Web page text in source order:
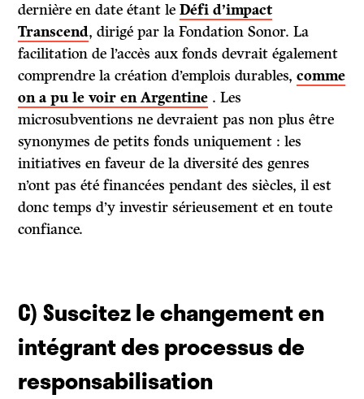
dernière en date étant leDéfi d’impact
Transcend, dirigé par la Fondation Sonor. La
facilitation de l’accès aux fonds devrait également
comprendre la création d’emplois durables,comme
on a pu le voir en Argentine . Les
microsubventions ne devraient pas non plus être
synonymes de petits fonds uniquement : les
initiatives en faveur de la diversité des genres
n’ont pas été financées pendant des siècles, il est
donc temps d’y investir sérieusement et en toute
confiance.
C) Suscitez le changement en
intégrant des processus de
responsabilisation